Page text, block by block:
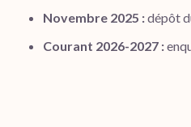
Novembre 2025 :dépôt
Courant 2026-2027 :